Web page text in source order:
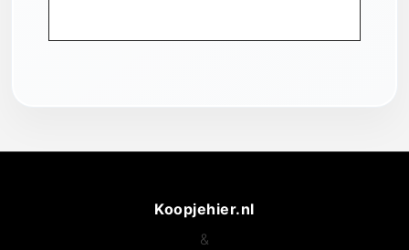
Koopjehier.nl
&